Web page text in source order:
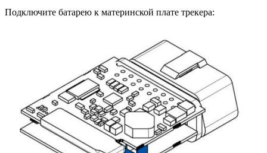
Подключите батарею к материнской плате трекера: